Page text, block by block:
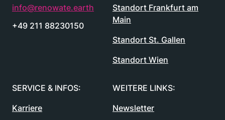
info@renowate.earth
+49 211 88230150
Standort Frankfurt am
Main
Standort St. Gallen
Standort Wien
SERVICE & INFOS:
Karriere
WEITERE LINKS:
Newsletter